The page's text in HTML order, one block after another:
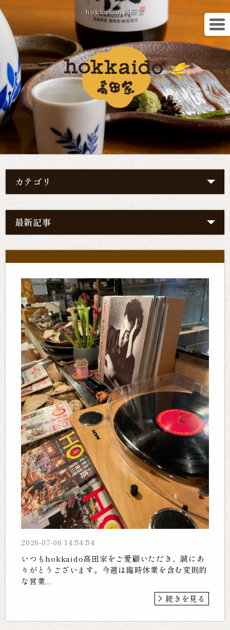
hokkaido 高田家
カテゴリ
最新記事
2026-07-06 14:54:54
いつもhokkaido高田家をご愛顧いただき、誠にあ
りがとうございます。今週は臨時休業を含む変則的
な営業...
続きを見る